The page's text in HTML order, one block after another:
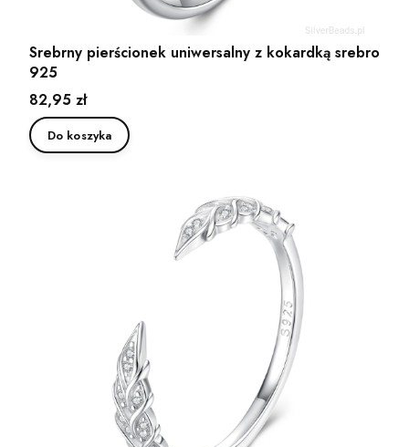
Srebrny pierścionek uniwersalny z kokardką srebro
925
Cena
82,95 zł
Do koszyka